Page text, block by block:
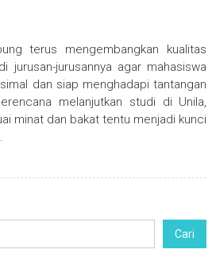
terus mengembangkan kualitas
jurusan-jurusannya agar mahasiswa
dan siap menghadapi tantangan
melanjutkan studi di Unila,
minat dan bakat tentu menjadi kunci
Cari